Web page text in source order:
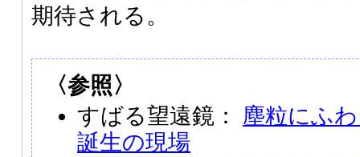
期待される。
〈参照〉
すばる望遠鏡： 塵粒にふ
誕生の現場